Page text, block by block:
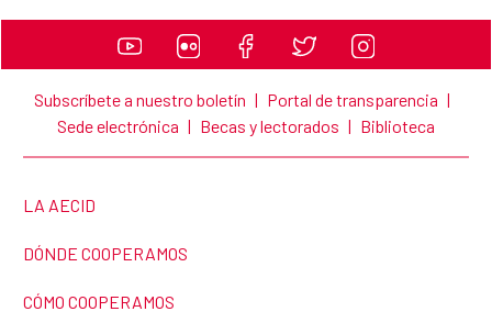
Subscríbete a nuestro boletín | Portal de transparencia |
Sede electrónica | Becas y lectorados | Biblioteca
LINK TO THE WEBSITE:
LA AECID
LINK TO THE WEBSITE:
DÓNDE COOPERAMOS
LINK TO THE WEBSITE:
CÓMO COOPERAMOS